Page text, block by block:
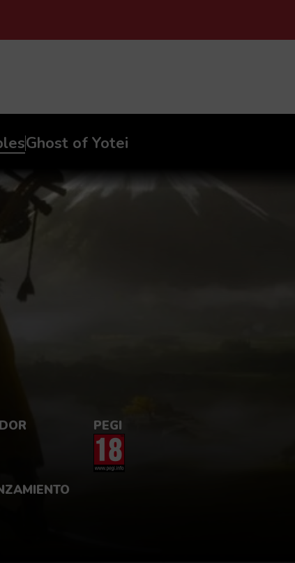
Ghost of Yotei
PEGI